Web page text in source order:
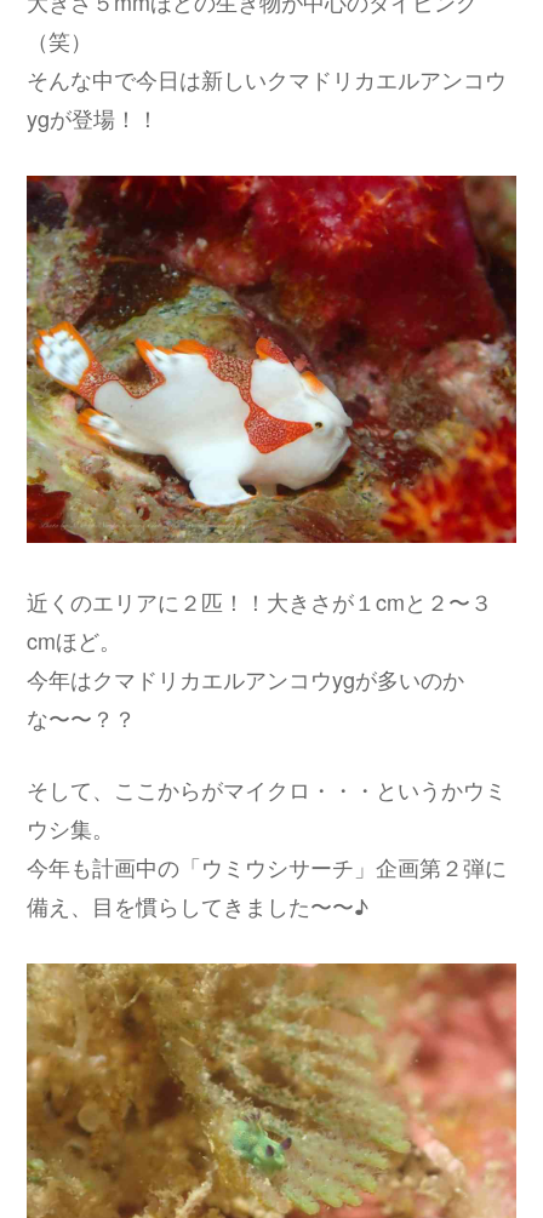
（笑）
そんな中で今日は新しいクマドリカエルアンコウ
ygが登場！！
近くのエリアに２匹！！大きさが１cmと２〜３
cmほど。
今年はクマドリカエルアンコウygが多いのか
な〜〜？？
そして、ここからがマイクロ・・・というかウミ
ウシ集。
今年も計画中の「ウミウシサーチ」企画第２弾に
備え、目を慣らしてきました〜〜♪